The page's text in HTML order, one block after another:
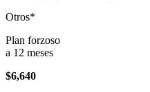
Otros*
Plan forzoso
a 12 meses
$6,640